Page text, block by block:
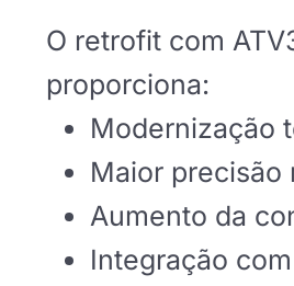
O retrofit com
proporciona:
Modernização
Maior precisão
Aumento da
Integração